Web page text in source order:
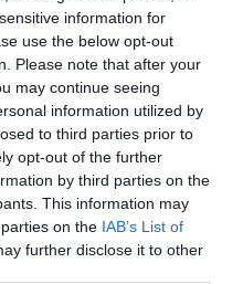
information for
use the below opt-out
Please note that after your
may continue seeing
information utilized by
to third parties prior to
opt-out of the further
by third parties on the
This information may
on the IAB’s List of
further disclose it to other